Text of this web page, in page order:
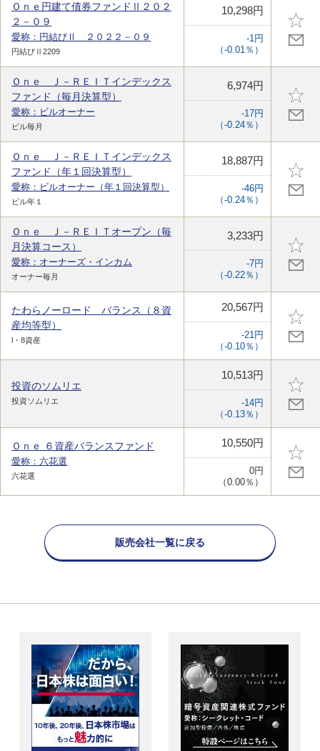
Ｏｎｅ円建て債券ファンドⅡ２０２
２－０９
愛称：円結びⅡ ２０２２－０９
円結びⅡ2209
10,298円
-1円
（-0.01％）
Ｏｎｅ Ｊ－ＲＥＩＴインデックス
ファンド（毎月決算型）
愛称：ビルオーナー
ビル毎月
6,974円
-17円
（-0.24％）
Ｏｎｅ Ｊ－ＲＥＩＴインデックス
ファンド（年１回決算型）
愛称：ビルオーナー（年１回決算型）
ビル年１
18,887円
-46円
（-0.24％）
Ｏｎｅ Ｊ－ＲＥＩＴオープン（毎
月決算コース）
愛称：オーナーズ・インカム
オーナー毎月
3,233円
-7円
（-0.22％）
たわらノーロード バランス（８資
産均等型）
l・8資産
20,567円
-21円
（-0.10％）
投資のソムリエ
投資ソムリエ
10,513円
-14円
（-0.13％）
Ｏｎｅ ６資産バランスファンド
愛称：六花選
六花選
10,550円
0円
（0.00％）
販売会社一覧に戻る